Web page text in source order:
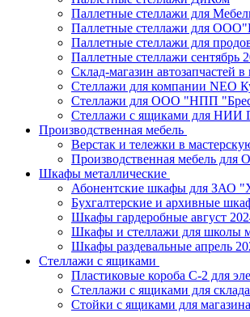
Паллетные стеллажи для
Паллетные стеллажи для
Паллетные стеллажи для
Паллетные стеллажи сентябрь
Склад-магазин автозапчастей
Стеллажи для компании NEO
Стеллажи для ООО "НПП
Стеллажи с ящиками для НИИ
Производственная мебель
Верстак и тележки в
Производственная мебель
Шкафы металлические
Абонентские шкафы для ЗАО
Бухгалтерские и архивные
Шкафы гардеробные август
Шкафы и стеллажи для школы
Шкафы раздевальные апрель
Стеллажи с ящиками
Пластиковые короба С-2 для
Стеллажи с ящиками для
Стойки с ящиками для